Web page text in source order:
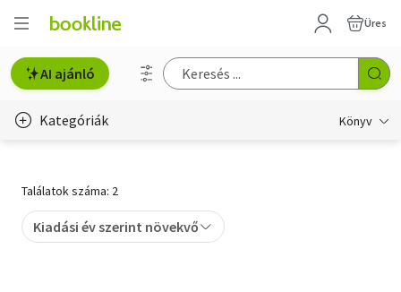
Üres
AI ajánló
Kategóriák Könyv
Gyermek- és ifjúsági
Találatok száma: 2
Kiadási év szerint növekvő